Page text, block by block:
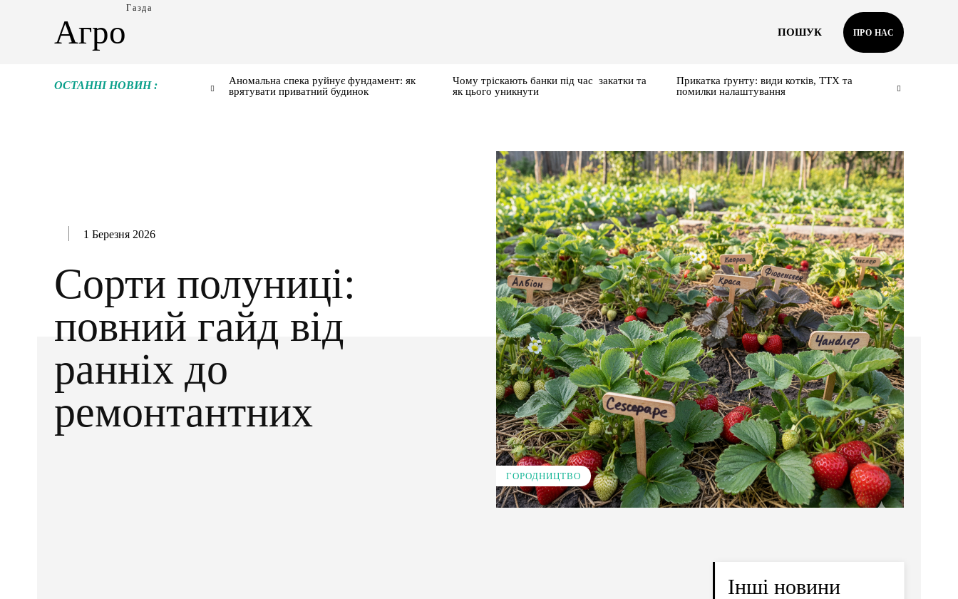
Агро
Газда
ПОШУК ПРО НАС
ОСТАННІ НОВИН :
Аномальна спека руйнує фундамент: як
врятувати приватний будинок
Чому тріскають банки під час закатки та
як цього уникнути
Прикатка ґрунту: види котків, ТТХ та
помилки налаштування
1 Березня 2026
Сорти полуниці:
повний гайд від
ранніх до
ремонтантних
ГОРОДНИЦТВО
Інші новини